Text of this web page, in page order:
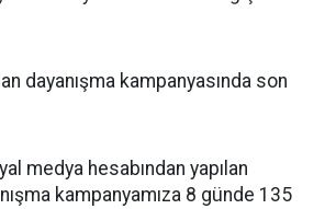
dayanışma kampanyasında son
medya hesabından yapılan
kampanyamıza 8 günde 135